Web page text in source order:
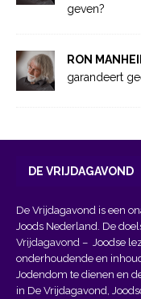
geven?
RON
garandeert
DE VRIJDAGAVOND
De Vrijdagavond is een
Joods Nederland. De
Vrijdagavond – Joodse
onderhoudende en
Jodendom te dienen en
in De Vrijdagavond,